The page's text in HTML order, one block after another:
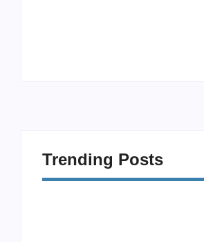
Trending Posts